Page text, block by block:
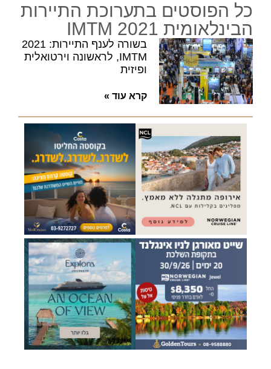
כל הפוסטים בתערוכת התיירות
הבינלאומית 2021 IMTM
בשורה לענף התיירות: 2021
IMTM, לראשונה וירטואלית
ופיזית
קרא עוד »